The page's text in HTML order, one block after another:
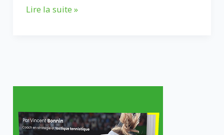
Comment
de
à
Roland
Lire la suite »